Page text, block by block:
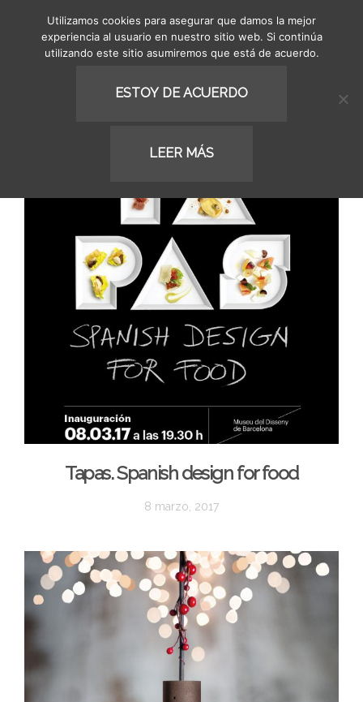
MENU
Tapas. Spanish design for food
8 marzo, 2017
Utilizamos cookies para asegurar que damos la mejor
experiencia al usuario en nuestro sitio web. Si continúa
utilizando este sitio asumiremos que está de acuerdo.
ESTOY DE ACUERDO
LEER MÁS